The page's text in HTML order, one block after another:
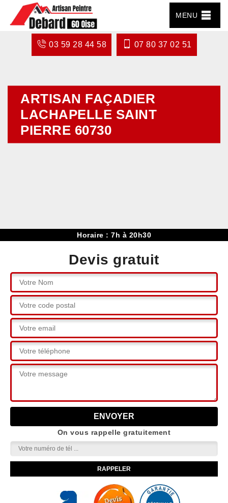
MENU
03 59 28 44 58 07 80 37 02 51
ARTISAN FAÇADIER
LACHAPELLE SAINT
PIERRE 60730
Horaire : 7h à 20h30
Devis gratuit
On vous rappelle gratuitement